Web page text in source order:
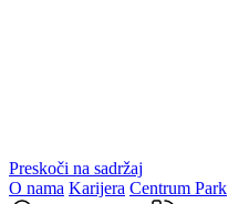
Preskoči na sadržaj
O nama Karijera Centrum Park